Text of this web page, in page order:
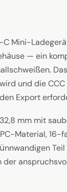
C Mini-
— ein
und die
Export
mm mit
Material, 16-
Teil